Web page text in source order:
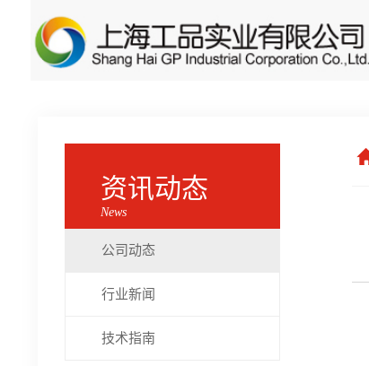
资讯动态
News
公司动态
行业新闻
技术指南